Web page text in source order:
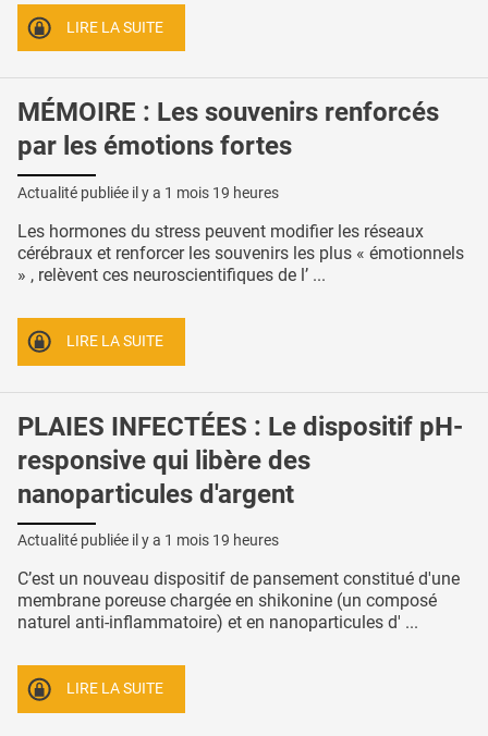
LIRE LA SUITE
MÉMOIRE : Les souvenirs renforcés
par les émotions fortes
Actualité publiée il y a 1 mois 19 heures
Les hormones du stress peuvent modifier les réseaux
cérébraux et renforcer les souvenirs les plus « émotionnels
» , relèvent ces neuroscientifiques de l’ ...
LIRE LA SUITE
PLAIES INFECTÉES : Le dispositif pH-
responsive qui libère des
nanoparticules d'argent
Actualité publiée il y a 1 mois 19 heures
C’est un nouveau dispositif de pansement constitué d'une
membrane poreuse chargée en shikonine (un composé
naturel anti-inflammatoire) et en nanoparticules d' ...
LIRE LA SUITE